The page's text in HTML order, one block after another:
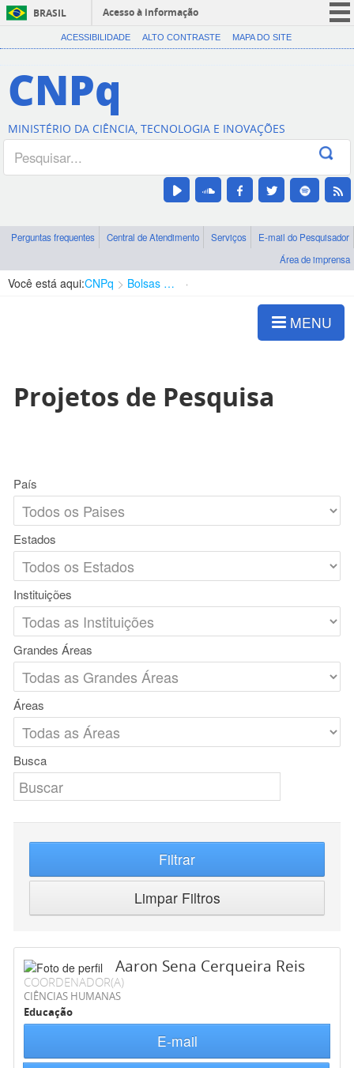
BRASIL
Acesso à informação
CORONAVÍRUS (COVID-19)
Canais
ACESSIBILIDADE ALTO CONTRASTE MAPA DO SITE
CNPq
MINISTÉRIO DA CIÊNCIA, TECNOLOGIA E INOVAÇÕES
Perguntas frequentes Central de Atendimento Serviços
E-mail do Pesquisador
Área de imprensa
Você está aqui:CNPq Bolsas e Auxílios Vigentes
MENU
Projetos de Pesquisa
País
Estados
Instituições
Grandes Áreas
Áreas
Busca
Filtrar
Limpar Filtros
Aaron Sena Cerqueira Reis
COORDENADOR(A)
CIÊNCIAS HUMANAS
Educação
E-mail